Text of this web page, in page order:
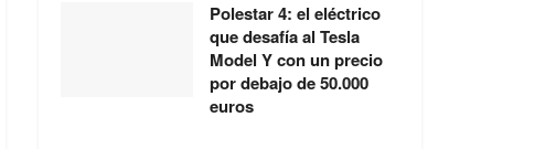
Polestar 4: el eléctrico
que desafía al Tesla
Model Y con un precio
por debajo de 50.000
euros